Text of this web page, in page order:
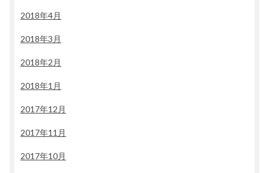
2018年4月
2018年3月
2018年2月
2018年1月
2017年12月
2017年11月
2017年10月